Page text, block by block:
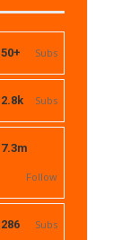
50+ Subs
2.8k Subs
7.3m
Follow
286 Subs